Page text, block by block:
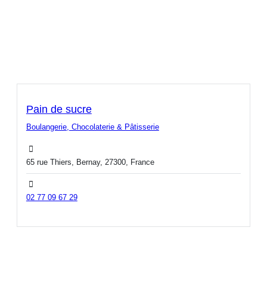
Pain de sucre
Boulangerie, Chocolaterie & Pâtisserie
65 rue Thiers, Bernay, 27300, France
02 77 09 67 29